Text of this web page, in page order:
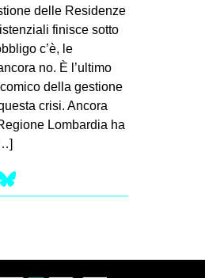
POPOLARE
AMBIENTE
ALL’ABITARE
GENERI
STUDENTI
delle Residenze
finisce sotto
c’è, le
no. È l’ultimo
della gestione
crisi. Ancora
Lombardia ha